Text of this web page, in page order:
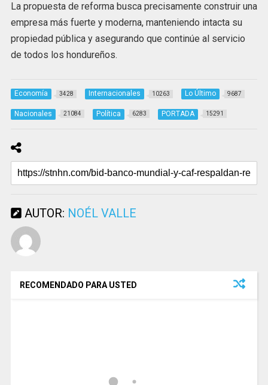
La propuesta de reforma busca precisamente construir una
empresa más fuerte y moderna, manteniendo intacta su
propiedad pública y asegurando que continúe al servicio
de todos los hondureños.
Economía 3428 Internacionales 10263 Lo Último 9687
Nacionales 21084 Política 6283 PORTADA 15291
AUTOR: NOÉL VALLE
RECOMENDADO PARA USTED